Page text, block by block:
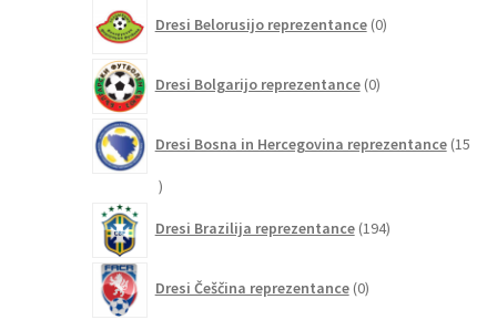
Dresi Belorusijo reprezentance 0izdelkov
Dresi Bolgarijo reprezentance 0izdelkov
Dresi Bosna in Hercegovina reprezentance 15
15
Dresi Brazilija reprezentance 194izdelkov
Dresi Češčina reprezentance 0izdelkov